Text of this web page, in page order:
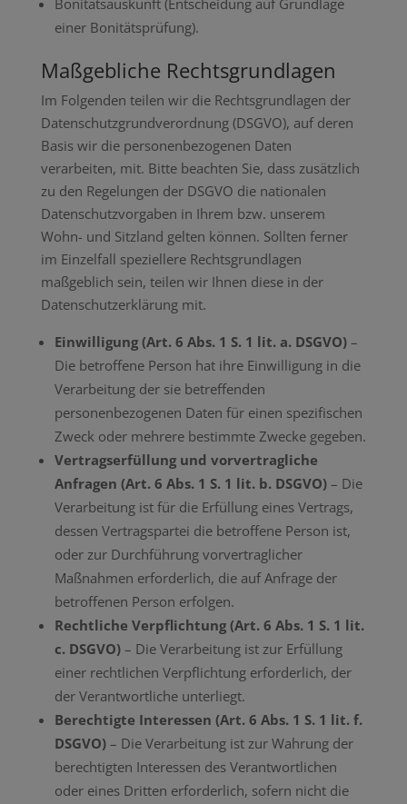
Bonitätsauskunft (Entscheidung auf Grundlage
einer Bonitätsprüfung).
Maßgebliche Rechtsgrundlagen
Im Folgenden teilen wir die Rechtsgrundlagen der
Datenschutzgrundverordnung (DSGVO), auf deren
Basis wir die personenbezogenen Daten
verarbeiten, mit. Bitte beachten Sie, dass zusätzlich
zu den Regelungen der DSGVO die nationalen
Datenschutzvorgaben in Ihrem bzw. unserem
Wohn- und Sitzland gelten können. Sollten ferner
im Einzelfall speziellere Rechtsgrundlagen
maßgeblich sein, teilen wir Ihnen diese in der
Datenschutzerklärung mit.
Einwilligung (Art. 6 Abs. 1 S. 1 lit. a. DSGVO)–
Die betroffene Person hat ihre Einwilligung in die
Verarbeitung der sie betreffenden
personenbezogenen Daten für einen spezifischen
Zweck oder mehrere bestimmte Zwecke gegeben.
Vertragserfüllung und vorvertragliche
Anfragen (Art. 6 Abs. 1 S. 1 lit. b. DSGVO)– Die
Verarbeitung ist für die Erfüllung eines Vertrags,
dessen Vertragspartei die betroffene Person ist,
oder zur Durchführung vorvertraglicher
Maßnahmen erforderlich, die auf Anfrage der
betroffenen Person erfolgen.
Rechtliche Verpflichtung (Art. 6 Abs. 1 S. 1 lit.
c. DSGVO)– Die Verarbeitung ist zur Erfüllung
einer rechtlichen Verpflichtung erforderlich, der
der Verantwortliche unterliegt.
Berechtigte Interessen (Art. 6 Abs. 1 S. 1 lit. f.
DSGVO)– Die Verarbeitung ist zur Wahrung der
berechtigten Interessen des Verantwortlichen
oder eines Dritten erforderlich, sofern nicht die